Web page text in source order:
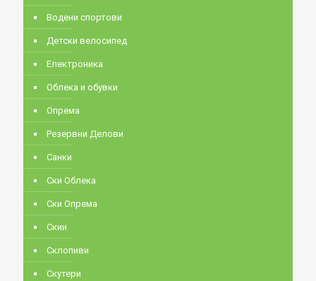
Водени спортови
Детски велосипед
Електроника
Облека и обувки
Опрема
Резервни Делови
Санки
Ски Облека
Ски Опрема
Скии
Склопиви
Скутери